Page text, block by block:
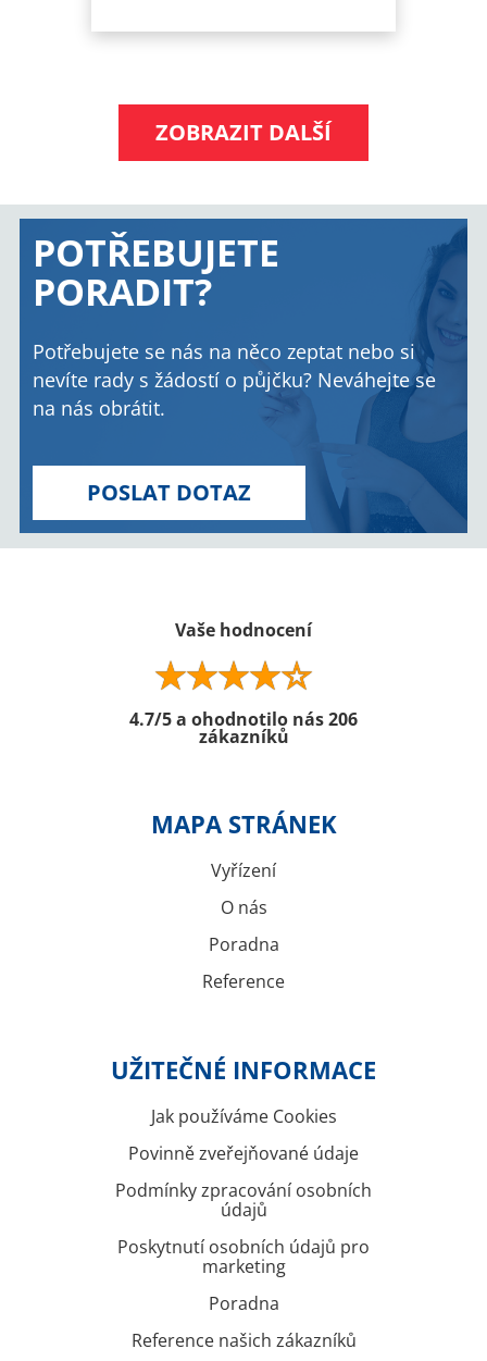
ZOBRAZIT DALŠÍ
POTŘEBUJETE
PORADIT?
Potřebujete se nás na něco zeptat nebo si
nevíte rady s žádostí o půjčku? Neváhejte se
na nás obrátit.
POSLAT DOTAZ
Vaše hodnocení
4.7/5 a ohodnotilo nás 206
zákazníků
MAPA STRÁNEK
Vyřízení
O nás
Poradna
Reference
UŽITEČNÉ INFORMACE
Jak používáme Cookies
Povinně zveřejňované údaje
Podmínky zpracování osobních
údajů
Poskytnutí osobních údajů pro
marketing
Poradna
Reference našich zákazníků